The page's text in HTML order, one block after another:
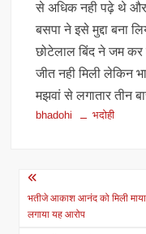
से अधिक नही पढ़े थे और
बसपा ने इसे मुद्दा बना
छोटेलाल बिंद ने जम कर
जीत नही मिली लेकिन
मझवां से लगातार तीन
bhadohi भदोही
Post
navigation
भतीजे आकाश आनंद को मिली
लगाया यह आरोप